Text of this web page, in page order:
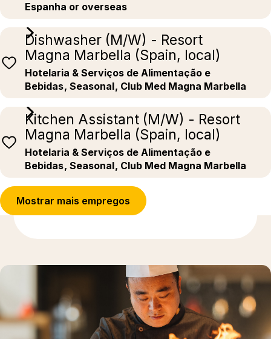
Espanha or overseas
Dishwasher (M/W) - Resort
Magna Marbella (Spain, local)
Hotelaria & Serviços de Alimentação e
Bebidas, Seasonal, Club Med Magna Marbella
Kitchen Assistant (M/W) - Resort
Magna Marbella (Spain, local)
Hotelaria & Serviços de Alimentação e
Bebidas, Seasonal, Club Med Magna Marbella
Mostrar mais empregos